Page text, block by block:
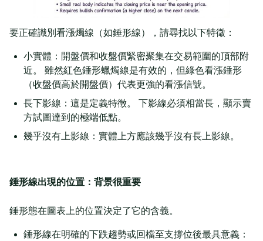
要正確識別看漲燭線（如錘形線），請尋找以下特徵：
小實體：開盤價和收盤價緊密聚集在交易範圍的頂部附
近。 雖然紅色錘形蠟燭線是有效的，但綠色看漲錘形
（收盤價高於開盤價）代表更強的看漲信號。
長下影線：這是定義特徵。 下影線必須相當長，顯示賣
方試圖達到的極端低點。
幾乎沒有上影線：實體上方應該幾乎沒有長上影線。
錘形線出現的位置：背景很重要
錘形態在圖表上的位置決定了它的含義。
錘形線在明確的下跌趨勢或回檔至支撐位後最具意義：